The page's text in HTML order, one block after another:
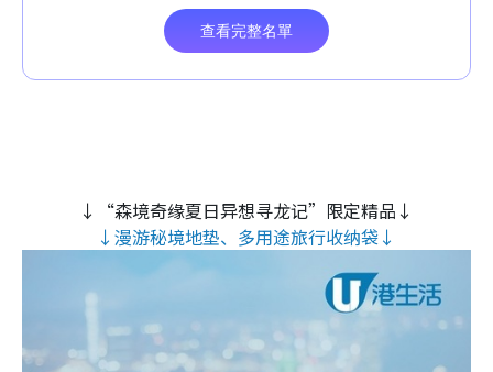
↓“森境奇缘夏日异想寻龙记”限定精品↓
↓漫游秘境地垫、多用途旅行收纳袋↓